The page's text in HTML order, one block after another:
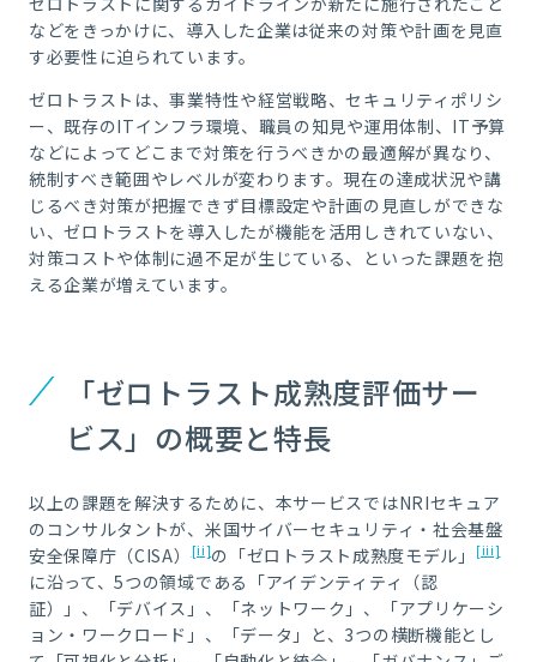
などをきっかけに、導入した企業は従来の対策や計画を見直
す必要性に迫られています。
ゼロトラストは、事業特性や経営戦略、セキュリティポリシ
ー、既存のITインフラ環境、職員の知見や運用体制、IT予算
などによってどこまで対策を行うべきかの最適解が異なり、
統制すべき範囲やレベルが変わります。現在の達成状況や講
じるべき対策が把握できず目標設定や計画の見直しができな
い、ゼロトラストを導入したが機能を活用しきれていない、
対策コストや体制に過不足が生じている、といった課題を抱
える企業が増えています。
「ゼロトラスト成熟度評価サー
ビス」の概要と特長
以上の課題を解決するために、本サービスではNRIセキュア
のコンサルタントが、米国サイバーセキュリティ・社会基盤
安全保障庁（CISA）[ii]の「ゼロトラスト成熟度モデル」[iii]
に沿って、5つの領域である「アイデンティティ（認
証）」、「デバイス」、「ネットワーク」、「アプリケーシ
ョン・ワークロード」、「データ」と、3つの横断機能とし